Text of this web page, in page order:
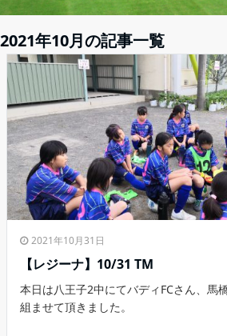
2021年10月の記事一覧
2021年10月31日
【レジーナ】10/31 TM
本日は八王子2中にてバディFCさん、馬
組ませて頂きました。